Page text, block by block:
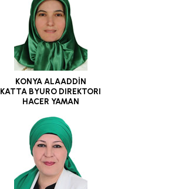
KONYA ALAADDİN
KATTA BYURO DIREKTORI
HACER YAMAN